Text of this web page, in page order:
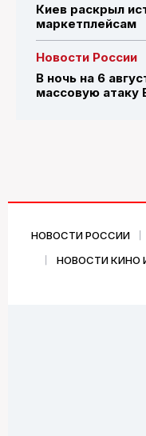
Киев раскрыл
маркетплейсам
Новости России
В ночь на 6
массовую атаку
НОВОСТИ РОССИИ
НОВОСТИ КИНО